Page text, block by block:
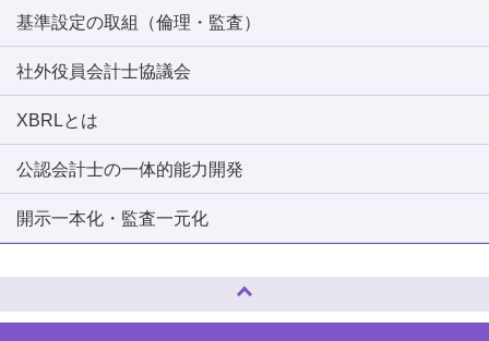
基準設定の取組（倫理・監査）
社外役員会計士協議会
XBRLとは
公認会計士の一体的能力開発
開示一本化・監査一元化